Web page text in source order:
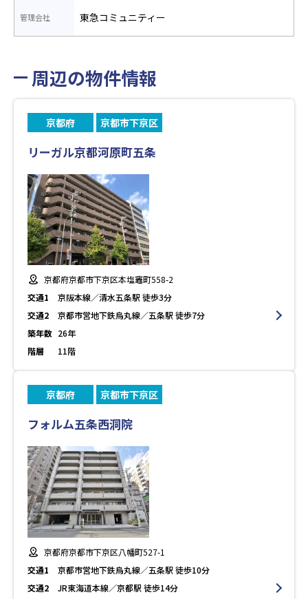
管理会社 東急コミュニティー
周辺の物件情報
京都府 京都市下京区
リーガル京都河原町五条
京都府京都市下京区本塩竈町558-2
交通1
京阪本線／清水五条駅 徒歩3分
交通2
京都市営地下鉄烏丸線／五条駅 徒歩7分
築年数 26年
階層
11階
京都府 京都市下京区
フォルム五条西洞院
京都府京都市下京区八幡町527-1
交通1
京都市営地下鉄烏丸線／五条駅 徒歩10分
交通2
JR東海道本線／京都駅 徒歩14分